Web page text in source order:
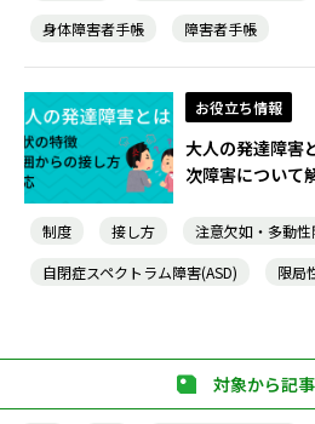
身体障害者手帳
障害者手帳
お役立ち情報
大人の発達障害
次障害について
制度 接し方 注意欠如・多動性
自閉症スペクトラム障害(ASD)
限局
対象から記